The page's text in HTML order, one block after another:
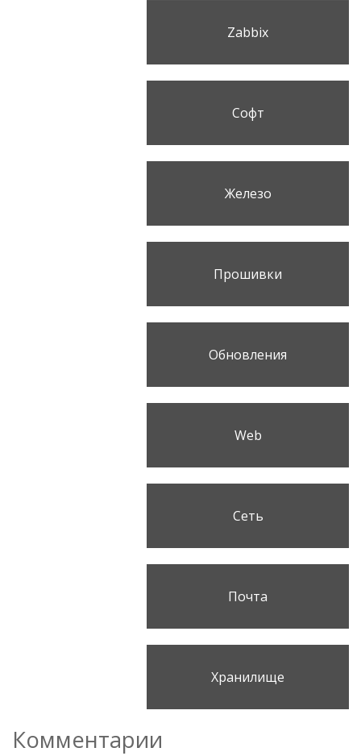
Zabbix
Софт
Железо
Прошивки
Обновления
Web
Сеть
Почта
Хранилище
Комментарии